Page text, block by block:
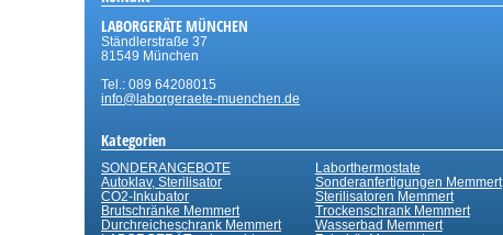
LABORGERÄTE MÜNCHEN
Ständlerstraße 37
81549 München
Tel.: 089 64208015
info@laborgeraete-muenchen.de
Kategorien
SONDERANGEBOTE
Autoklav, Sterilisator
CO2-Inkubator
Brutschränke Memmert
Durchreicheschrank Memmert
Laborthermostate
Sonderanfertigungen Memmert
Sterilisatoren Memmert
Trockenschrank Memmert
Wasserbad Memmert